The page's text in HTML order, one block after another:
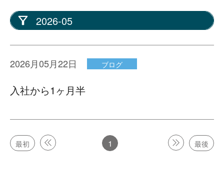
2026-05
スタッフブログ
ARCHIVE
2026-07
2026月05月22日 ブログ
入社から1ヶ月半
最初 1 最後